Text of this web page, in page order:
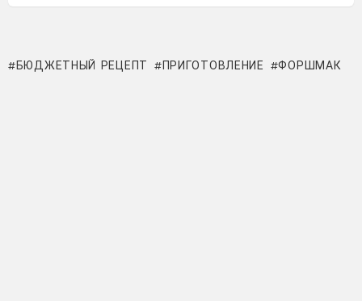
БЮДЖЕТНЫЙ РЕЦЕПТ ПРИГОТОВЛЕНИЕ ФОРШМАК